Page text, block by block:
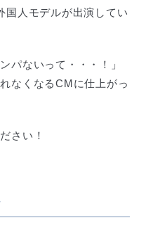
国人モデルが出演してい
パないって・・・！」
なくなるCMに仕上がっ
さい！